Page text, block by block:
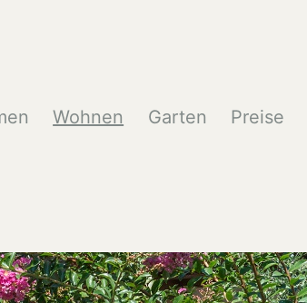
Wohnen Garten Preise